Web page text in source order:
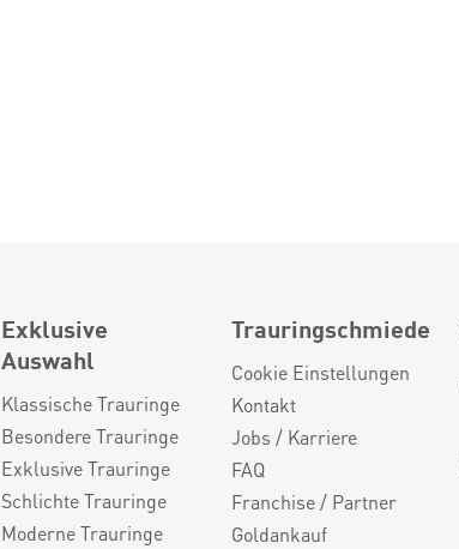
Exklusive
Auswahl
Klassische Trauringe
Besondere Trauringe
Exklusive Trauringe
Schlichte Trauringe
Moderne Trauringe
Trauringschmiede
Cookie Einstellungen
Kontakt
Jobs / Karriere
FAQ
Franchise / Partner
Goldankauf